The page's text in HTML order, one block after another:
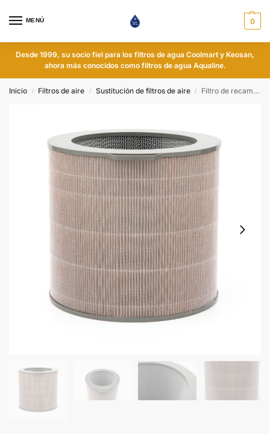
MENÚ 0
Desde 1999, su socio fiel para los filtros de agua Coolmart y Keosan,
ahora más conocidos como filtros de agua Aqualine.
Inicio / Filtros de aire / Sustitución de filtros de aire / Filtro de recambio para purificador de aire Saqua